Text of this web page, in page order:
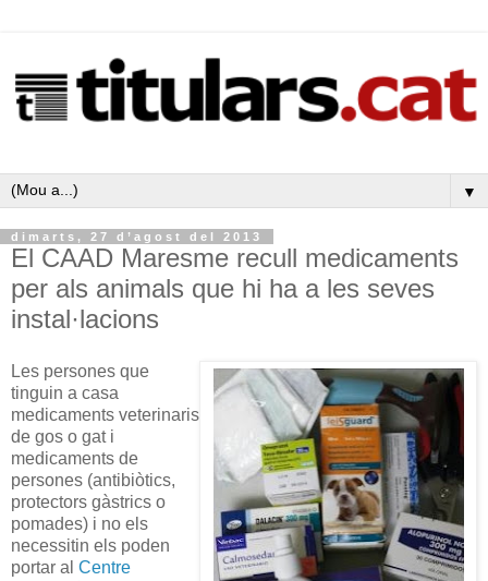
▼
dimarts, 27 d’agost del 2013
El CAAD Maresme recull medicaments
per als animals que hi ha a les seves
instal·lacions
Les persones que
tinguin a casa
medicaments veterinaris
de gos o gat i
medicaments de
persones (antibiòtics,
protectors gàstrics o
pomades) i no els
necessitin els poden
portar al Centre